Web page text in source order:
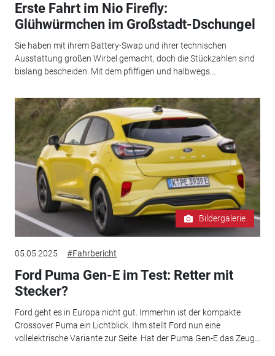
Erste Fahrt im Nio Firefly:
Glühwürmchen im Großstadt-Dschungel
Sie haben mit ihrem Battery-Swap und ihrer technischen
Ausstattung großen Wirbel gemacht, doch die Stückzahlen sind
bislang bescheiden. Mit dem pfiffigen und halbwegs...
Bildergalerie
05.05.2025 #Fahrbericht
Ford Puma Gen-E im Test: Retter mit
Stecker?
Ford geht es in Europa nicht gut. Immerhin ist der kompakte
Crossover Puma ein Lichtblick. Ihm stellt Ford nun eine
vollelektrische Variante zur Seite. Hat der Puma Gen-E das Zeug...